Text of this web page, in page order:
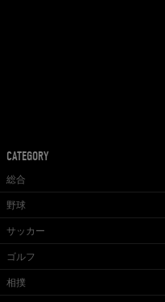
CATEGORY
総合
野球
サッカー
ゴルフ
相撲